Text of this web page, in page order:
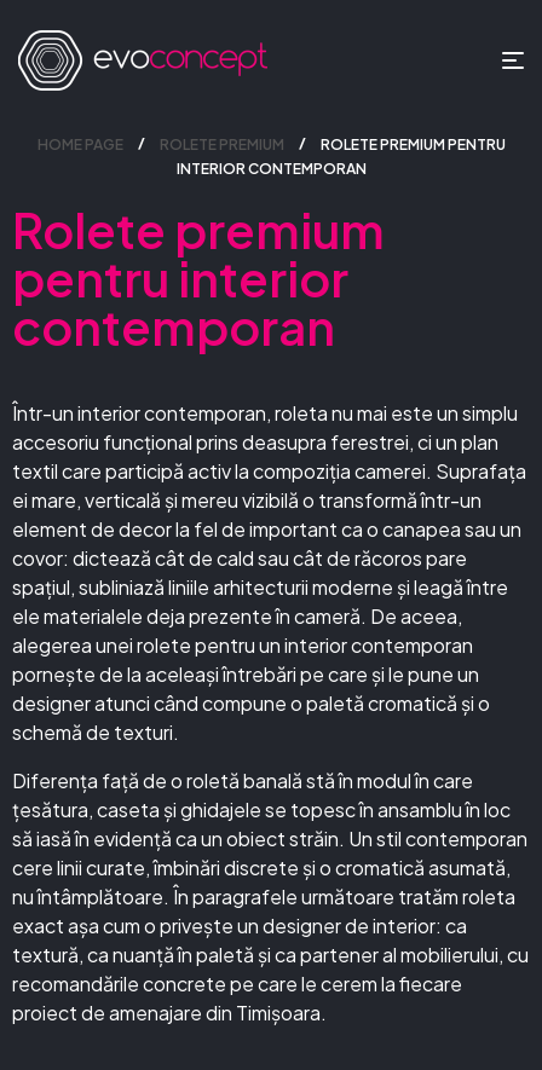
HOME PAGE ROLETE PREMIUM
ROLETE PREMIUM PENTRU
INTERIOR CONTEMPORAN
Rolete premium
pentru interior
contemporan
Într-un interior contemporan, roleta nu mai este un simplu
accesoriu funcțional prins deasupra ferestrei, ci un plan
textil care participă activ la compoziția camerei. Suprafața
ei mare, verticală și mereu vizibilă o transformă într-un
element de decor la fel de important ca o canapea sau un
covor: dictează cât de cald sau cât de răcoros pare
spațiul, subliniază liniile arhitecturii moderne și leagă între
ele materialele deja prezente în cameră. De aceea,
alegerea unei rolete pentru un interior contemporan
pornește de la aceleași întrebări pe care și le pune un
designer atunci când compune o paletă cromatică și o
schemă de texturi.
Diferența față de o roletă banală stă în modul în care
țesătura, caseta și ghidajele se topesc în ansamblu în loc
să iasă în evidență ca un obiect străin. Un stil contemporan
cere linii curate, îmbinări discrete și o cromatică asumată,
nu întâmplătoare. În paragrafele următoare tratăm roleta
exact așa cum o privește un designer de interior: ca
textură, ca nuanță în paletă și ca partener al mobilierului, cu
recomandările concrete pe care le cerem la fiecare
proiect de amenajare din Timișoara.